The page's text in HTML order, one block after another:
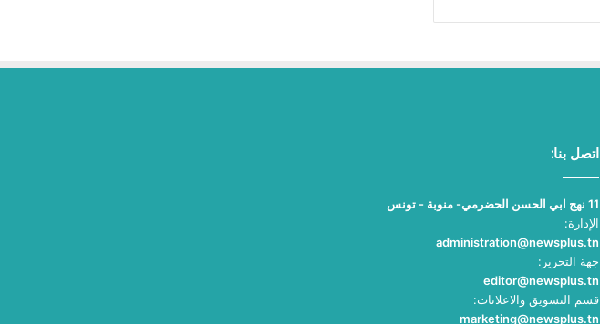
اتصل بنا:
11 نهج ابي الحسن الحضرمي- منوبة - تونس
الإدارة:
administration@newsplus.tn
جهة التحرير:
editor@newsplus.tn
قسم التسويق والاعلانات:
marketing@newsplus.tn